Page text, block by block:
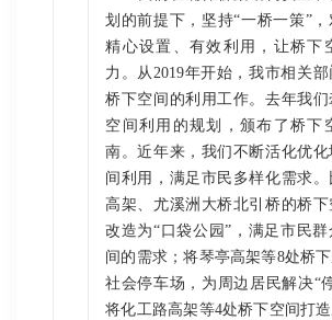
划的前提下，坚持“一桥一策”
精心设置、有效利用，让桥下
力。从2019年开始，我市相关
桥下空间的利用工作。去年我
空间利用的规划，颁布了桥下
南。近年来，我们不断活化优
间利用，满足市民多样化需求
高架、尤溪洲大桥北引桥的桥
改造为“口袋公园”，满足市民
间的需求；将琴亭高架等8处桥
社会停车场，为周边居民解决“
将化工路高架等4处桥下空间打